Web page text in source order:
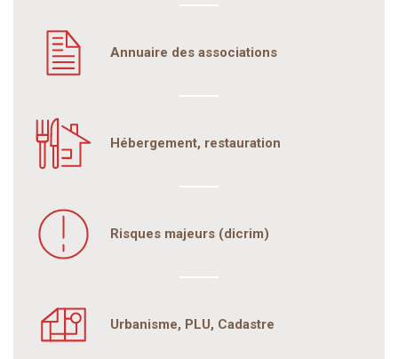
Annuaire des associations
Hébergement, restauration
Risques majeurs (dicrim)
Urbanisme, PLU, Cadastre